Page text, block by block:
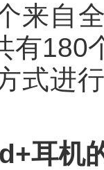
来自
有180
式进
耳机